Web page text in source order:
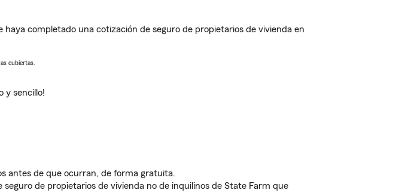
completado una cotización de seguro de propietarios de vivienda en
cubiertas.
y sencillo!
antes de que ocurran, de forma gratuita.
de propietarios de vivienda no de inquilinos de State Farm que